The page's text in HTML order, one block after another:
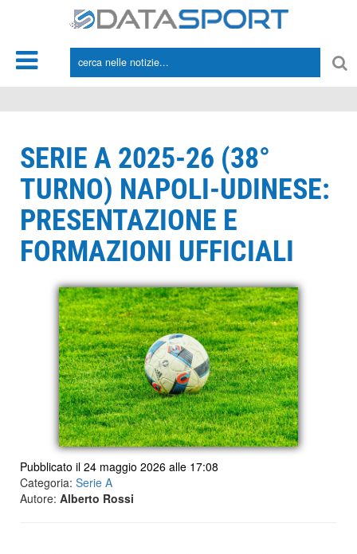
SERIE A 2025-26 (38°
TURNO) NAPOLI-UDINESE:
PRESENTAZIONE E
FORMAZIONI UFFICIALI
Pubblicato il 24 maggio 2026 alle 17:08
Categoria: Serie A
Autore: Alberto Rossi